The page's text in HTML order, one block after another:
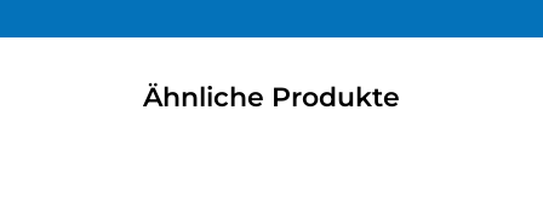
Ähnliche Produkte